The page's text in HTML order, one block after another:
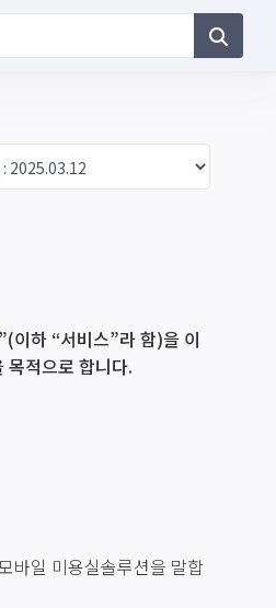
이하 “서비스”라 함)을 이
목적으로 합니다.
바일 미용실솔루션을 말합